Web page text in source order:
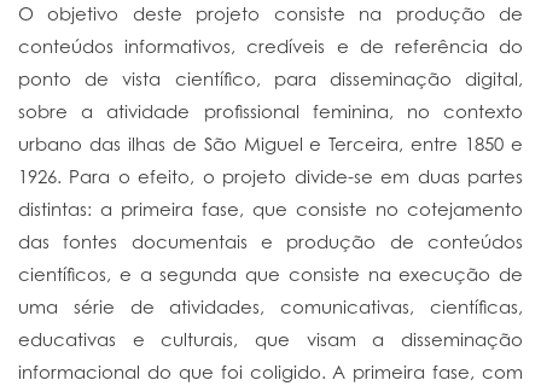
O objetivo deste projeto consiste na produção de
conteúdos informativos, credíveis e de referência do
ponto de vista científico, para disseminação digital,
sobre a atividade profissional feminina, no contexto
urbano das ilhas de São Miguel e Terceira, entre 1850 e
1926. Para o efeito, o projeto divide-se em duas partes
distintas: a primeira fase, que consiste no cotejamento
das fontes documentais e produção de conteúdos
científicos, e a segunda que consiste na execução de
uma série de atividades, comunicativas, científicas,
educativas e culturais, que visam a disseminação
informacional do que foi coligido. A primeira fase, com